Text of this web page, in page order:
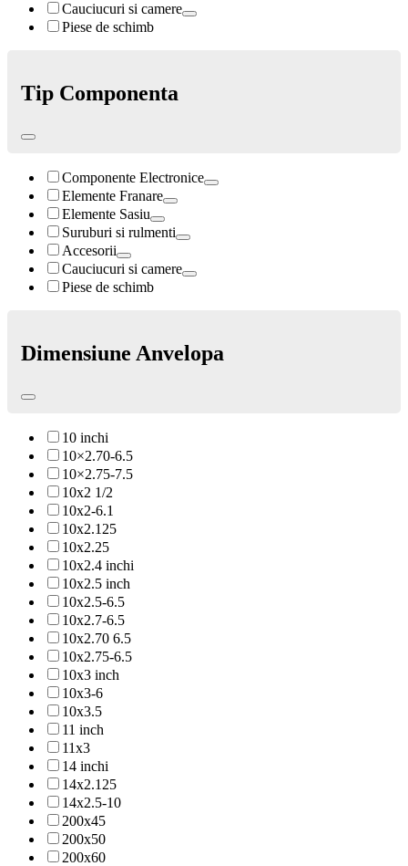
Cauciucuri si camere
Piese de schimb
Tip Componenta
Componente Electronice
Elemente Franare
Elemente Sasiu
Suruburi si rulmenti
Accesorii
Cauciucuri si camere
Piese de schimb
Dimensiune Anvelopa
10 inchi
10×2.70-6.5
10×2.75-7.5
10x2 1/2
10x2-6.1
10x2.125
10x2.25
10x2.4 inchi
10x2.5 inch
10x2.5-6.5
10x2.7-6.5
10x2.70 6.5
10x2.75-6.5
10x3 inch
10x3-6
10x3.5
11 inch
11x3
14 inchi
14x2.125
14x2.5-10
200x45
200x50
200x60